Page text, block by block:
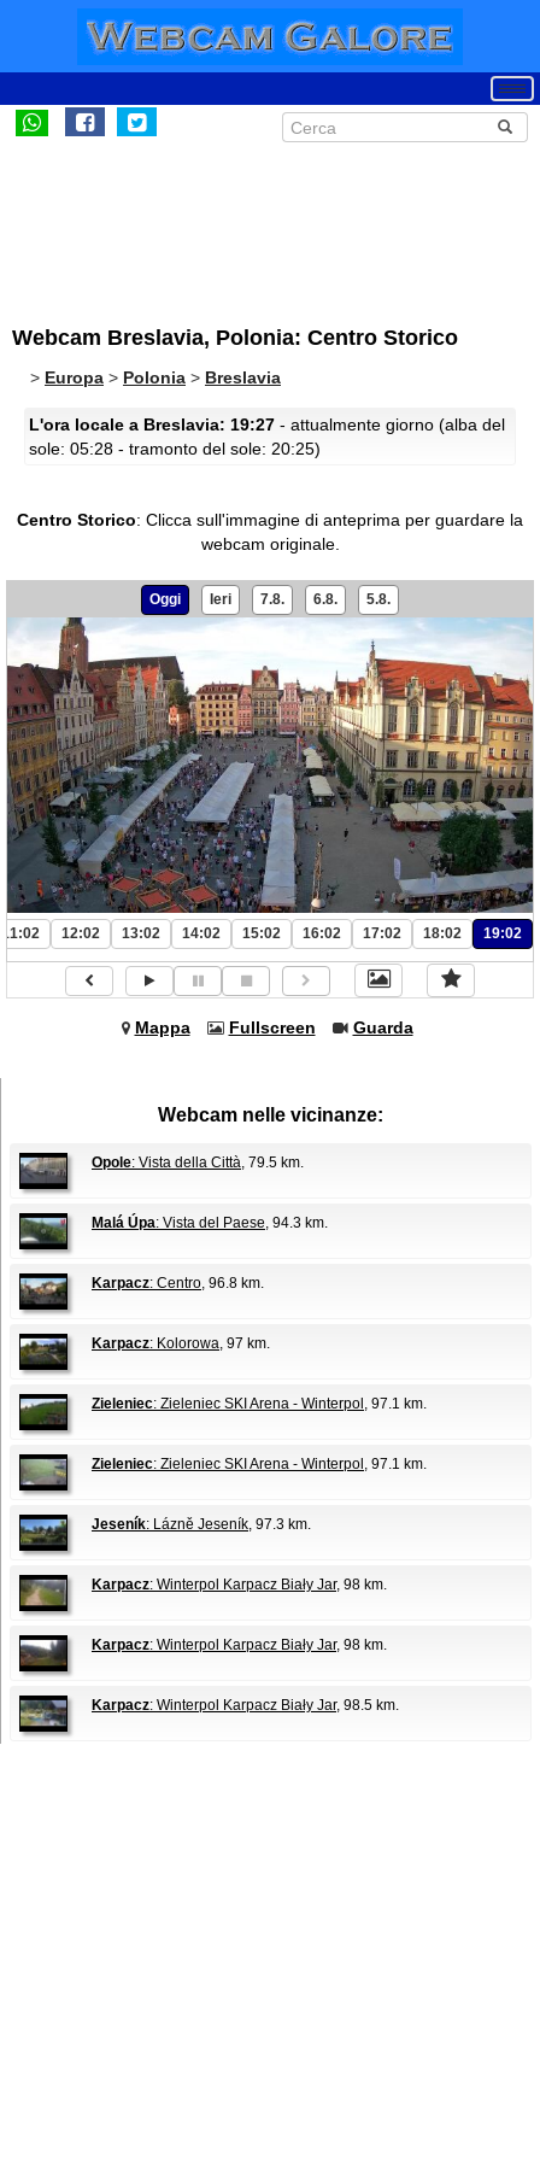
Webcam Breslavia, Polonia: Centro Storico
> Europa > Polonia > Breslavia
L'ora locale a Breslavia: 19:27 - attualmente giorno (alba del
sole: 05:28 - tramonto del sole: 20:25)
Centro Storico: Clicca sull'immagine di anteprima per guardare la
webcam originale.
Oggi Ieri 7.8. 6.8. 5.8.
11:02 12:02 13:02 14:02 15:02 16:02 17:02 18:02 19:02
Mappa Fullscreen Guarda
Webcam nelle vicinanze:
Opole: Vista della Città, 79.5 km.
Malá Úpa: Vista del Paese, 94.3 km.
Karpacz: Centro, 96.8 km.
Karpacz: Kolorowa, 97 km.
Zieleniec: Zieleniec SKI Arena - Winterpol , 97.1 km.
Zieleniec: Zieleniec SKI Arena - Winterpol , 97.1 km.
Jeseník: Lázně Jeseník, 97.3 km.
Karpacz: Winterpol Karpacz Biały Jar, 98 km.
Karpacz: Winterpol Karpacz Biały Jar, 98 km.
Karpacz: Winterpol Karpacz Biały Jar, 98.5 km.